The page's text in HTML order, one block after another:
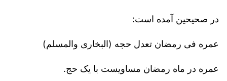
در صحیحین آمده است:
عمره فی رمضان تعدل حجه (البخاری والمسلم)
عمره در ماه رمضان مساویست با یک حج.